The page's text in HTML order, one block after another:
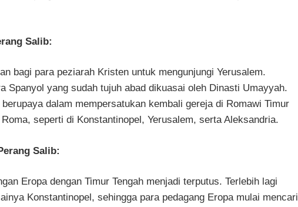
Salib:
bagi para peziarah Kristen untuk mengunjungi Yerusalem.
Spanyol yang sudah tujuh abad dikuasai oleh Dinasti Umayyah.
dalam mempersatukan kembali gereja di Romawi Timur
seperti di Konstantinopel, Yerusalem, serta Aleksandria.
Salib:
Eropa dengan Timur Tengah menjadi terputus. Terlebih lagi
Konstantinopel, sehingga para pedagang Eropa mulai mencari